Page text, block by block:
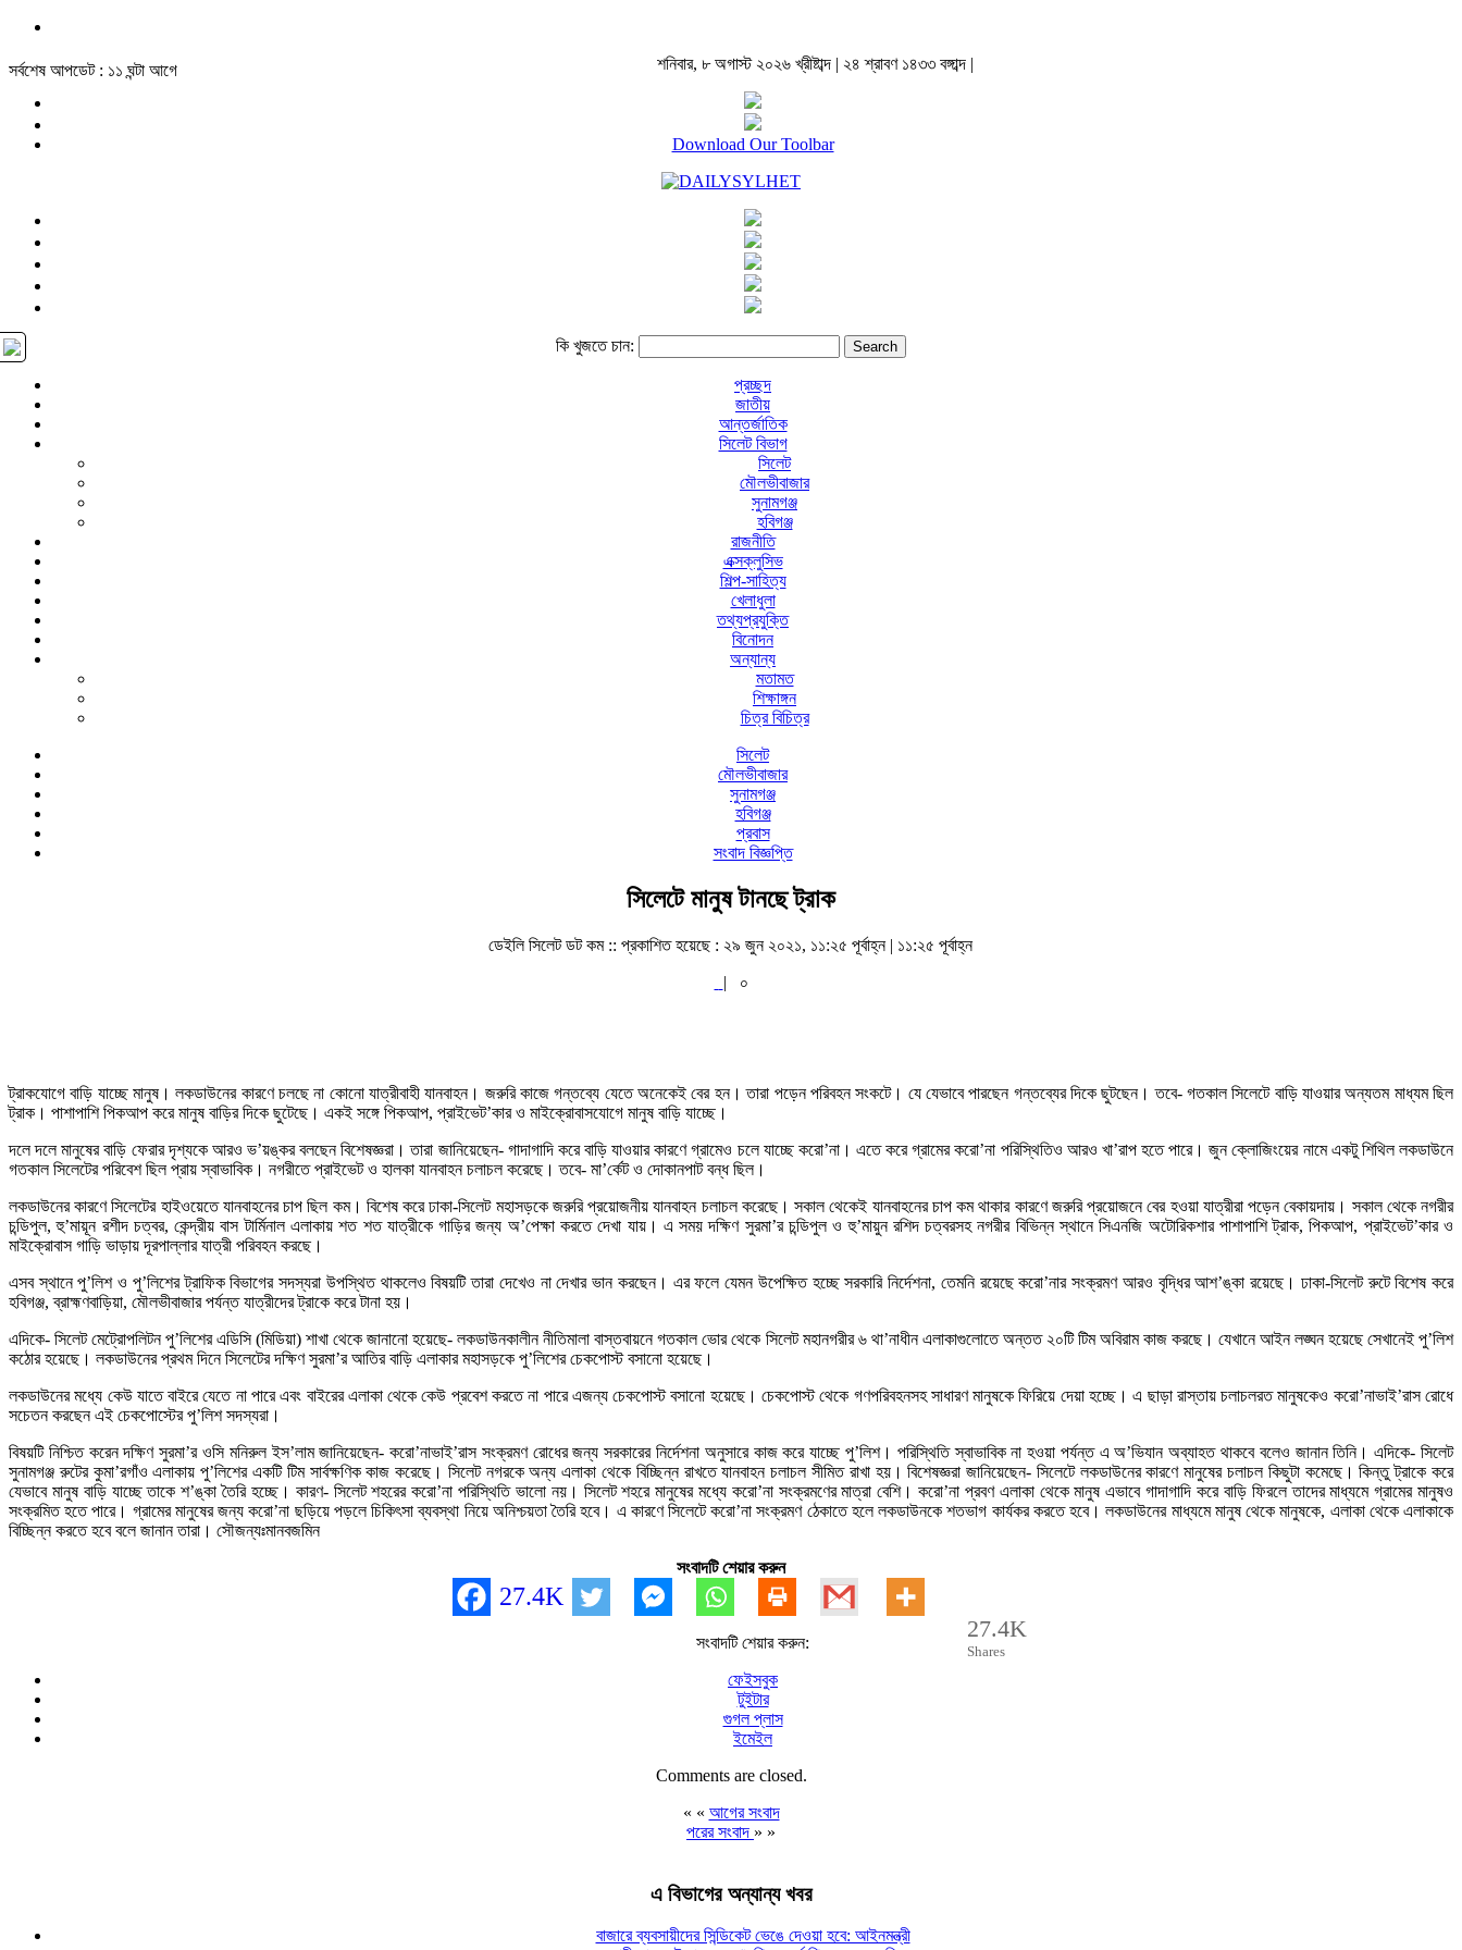
সর্বশেষ আপডেট : ১১ ঘন্টা আগে শনিবার, ৮ অগাস্ট ২০২৬ খ্রীষ্টাব্দ | ২৪ শ্রাবণ ১৪৩৩ বঙ্গাব্দ |
Download Our Toolbar
কি খুজতে চান:
প্রচ্ছদ
জাতীয়
আন্তর্জাতিক
সিলেট বিভাগ
সিলেট
মৌলভীবাজার
সুনামগঞ্জ
হবিগঞ্জ
রাজনীতি
এক্সক্লুসিভ
শিল্প-সাহিত্য
খেলাধুলা
তথ্যপ্রযুক্তি
বিনোদন
অন্যান্য
মতামত
শিক্ষাঙ্গন
চিত্র বিচিত্র
সিলেট
মৌলভীবাজার
সুনামগঞ্জ
হবিগঞ্জ
প্রবাস
সংবাদ বিজ্ঞপ্তি
সিলেটে মানুষ টানছে ট্রাক
ডেইলি সিলেট ডট কম ::প্রকাশিত হয়েছে : ২৯ জুন ২০২১, ১১:২৫ পূর্বাহ্ন | ১১:২৫ পূর্বাহ্ন
|
০
ট্রাকযোগে বাড়ি যাচ্ছে মানুষ। লকডাউনের কারণে চলছে না কোনো যাত্রীবাহী যানবাহন। জরুরি কাজে গন্তব্যে যেতে অনেকেই বের হন। তারা পড়েন পরিবহন সংকটে। যে যেভাবে পারছেন গন্তব্যের দিকে ছুটছেন। তবে- গতকাল সিলেটে বাড়ি যাওয়ার অন্যতম মাধ্যম ছিল
ট্রাক। পাশাপাশি পিকআপ করে মানুষ বাড়ির দিকে ছুটেছে। একই সঙ্গে পিকআপ, প্রাইভেট’কার ও মাইক্রোবাসযোগে মানুষ বাড়ি যাচ্ছে।
দলে দলে মানুষের বাড়ি ফেরার দৃশ্যকে আরও ভ’য়ঙ্কর বলছেন বিশেষজ্ঞরা। তারা জানিয়েছেন- গাদাগাদি করে বাড়ি যাওয়ার কারণে গ্রামেও চলে যাচ্ছে করো’না। এতে করে গ্রামের করো’না পরিস্থিতিও আরও খা’রাপ হতে পারে। জুন ক্লোজিংয়ের নামে একটু শিথিল লকডাউনে
গতকাল সিলেটের পরিবেশ ছিল প্রায় স্বাভাবিক। নগরীতে প্রাইভেট ও হালকা যানবাহন চলাচল করেছে। তবে- মা’র্কেট ও দোকানপাট বন্ধ ছিল।
লকডাউনের কারণে সিলেটের হাইওয়েতে যানবাহনের চাপ ছিল কম। বিশেষ করে ঢাকা-সিলেট মহাসড়কে জরুরি প্রয়োজনীয় যানবাহন চলাচল করেছে। সকাল থেকেই যানবাহনের চাপ কম থাকার কারণে জরুরি প্রয়োজনে বের হওয়া যাত্রীরা পড়েন বেকায়দায়। সকাল থেকে নগরীর
চন্ডিপুল, হু’মায়ূন রশীদ চত্বর, কেন্দ্রীয় বাস টার্মিনাল এলাকায় শত শত যাত্রীকে গাড়ির জন্য অ’পেক্ষা করতে দেখা যায়। এ সময় দক্ষিণ সুরমা’র চন্ডিপুল ও হু’মায়ুন রশিদ চত্বরসহ নগরীর বিভিন্ন স্থানে সিএনজি অটোরিকশার পাশাপাশি ট্রাক, পিকআপ, প্রাইভেট’কার ও
মাইক্রোবাস গাড়ি ভাড়ায় দূরপাল্লার যাত্রী পরিবহন করছে।
এসব স্থানে পু’লিশ ও পু’লিশের ট্রাফিক বিভাগের সদস্যরা উপস্থিত থাকলেও বিষয়টি তারা দেখেও না দেখার ভান করছেন। এর ফলে যেমন উপেক্ষিত হচ্ছে সরকারি নির্দেশনা, তেমনি রয়েছে করো’নার সংক্রমণ আরও বৃদ্ধির আশ’ঙ্কা রয়েছে। ঢাকা-সিলেট রুটে বিশেষ করে
হবিগঞ্জ, ব্রাহ্মণবাড়িয়া, মৌলভীবাজার পর্যন্ত যাত্রীদের ট্রাকে করে টানা হয়।
এদিকে- সিলেট মেট্রোপলিটন পু’লিশের এডিসি (মিডিয়া) শাখা থেকে জানানো হয়েছে- লকডাউনকালীন নীতিমালা বাস্তবায়নে গতকাল ভোর থেকে সিলেট মহানগরীর ৬ থা’নাধীন এলাকাগুলোতে অন্তত ২০টি টিম অবিরাম কাজ করছে। যেখানে আইন লঙ্ঘন হয়েছে সেখানেই পু’লিশ
কঠোর হয়েছে। লকডাউনের প্রথম দিনে সিলেটের দক্ষিণ সুরমা’র আতির বাড়ি এলাকার মহাসড়কে পু’লিশের চেকপোস্ট বসানো হয়েছে।
লকডাউনের মধ্যে কেউ যাতে বাইরে যেতে না পারে এবং বাইরের এলাকা থেকে কেউ প্রবেশ করতে না পারে এজন্য চেকপোস্ট বসানো হয়েছে। চেকপোস্ট থেকে গণপরিবহনসহ সাধারণ মানুষকে ফিরিয়ে দেয়া হচ্ছে। এ ছাড়া রাস্তায় চলাচলরত মানুষকেও করো’নাভাই’রাস রোধে
সচেতন করছেন এই চেকপোস্টের পু’লিশ সদস্যরা।
বিষয়টি নিশ্চিত করেন দক্ষিণ সুরমা’র ওসি মনিরুল ইস’লাম জানিয়েছেন- করো’নাভাই’রাস সংক্রমণ রোধের জন্য সরকারের নির্দেশনা অনুসারে কাজ করে যাচ্ছে পু’লিশ। পরিস্থিতি স্বাভাবিক না হওয়া পর্যন্ত এ অ’ভিযান অব্যাহত থাকবে বলেও জানান তিনি। এদিকে- সিলেট
সুনামগঞ্জ রুটের কুমা’রগাঁও এলাকায় পু’লিশের একটি টিম সার্বক্ষণিক কাজ করেছে। সিলেট নগরকে অন্য এলাকা থেকে বিচ্ছিন্ন রাখতে যানবাহন চলাচল সীমিত রাখা হয়। বিশেষজ্ঞরা জানিয়েছেন- সিলেটে লকডাউনের কারণে মানুষের চলাচল কিছুটা কমেছে। কিন্তু ট্রাকে করে
যেভাবে মানুষ বাড়ি যাচ্ছে তাকে শ’ঙ্কা তৈরি হচ্ছে। কারণ- সিলেট শহরের করো’না পরিস্থিতি ভালো নয়। সিলেট শহরে মানুষের মধ্যে করো’না সংক্রমণের মাত্রা বেশি। করো’না প্রবণ এলাকা থেকে মানুষ এভাবে গাদাগাদি করে বাড়ি ফিরলে তাদের মাধ্যমে গ্রামের মানুষও
সংক্রমিত হতে পারে। গ্রামের মানুষের জন্য করো’না ছড়িয়ে পড়লে চিকিৎসা ব্যবস্থা নিয়ে অনিশ্চয়তা তৈরি হবে। এ কারণে সিলেটে করো’না সংক্রমণ ঠেকাতে হলে লকডাউনকে শতভাগ কার্যকর করতে হবে। লকডাউনের মাধ্যমে মানুষ থেকে মানুষকে, এলাকা থেকে এলাকাকে
বিচ্ছিন্ন করতে হবে বলে জানান তারা। সৌজন্যঃমানবজমিন
সংবাদটি শেয়ার করুন
27.4K
27.4K
Shares
সংবাদটি শেয়ার করুন:
ফেইসবুক
টুইটার
গুগল প্লাস
ইমেইল
Comments are closed.
« « আগের সংবাদ
পরের সংবাদ » »
এ বিভাগের অন্যান্য খবর
বাজারে ব্যবসায়ীদের সিন্ডিকেট ভেঙে দেওয়া হবে: আইনমন্ত্রী